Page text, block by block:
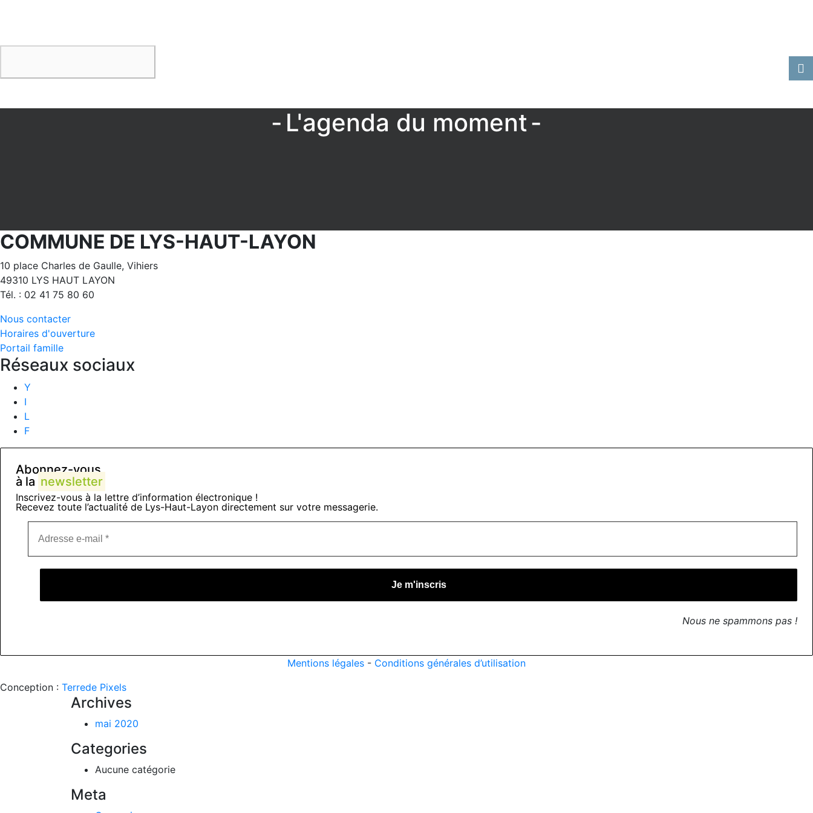
L'agenda du moment
COMMUNE DE LYS-HAUT-LAYON
10 place Charles de Gaulle, Vihiers
49310 LYS HAUT LAYON
Tél. : 02 41 75 80 60
Nous contacter
Horaires d'ouverture
Portail famille
Réseaux sociaux
Y
I
L
F
Abonnez-vous
à la newsletter
Inscrivez-vous à la lettre d’information électronique !
Recevez toute l’actualité de Lys-Haut-Layon directement sur votre messagerie.
Nous ne spammons pas !
Mentions légales - Conditions générales d’utilisation
Conception : Terrede Pixels
Archives
mai 2020
Categories
Aucune catégorie
Meta